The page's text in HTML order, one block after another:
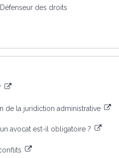
des droits
de la juridiction administrative
avocat est-il obligatoire ?